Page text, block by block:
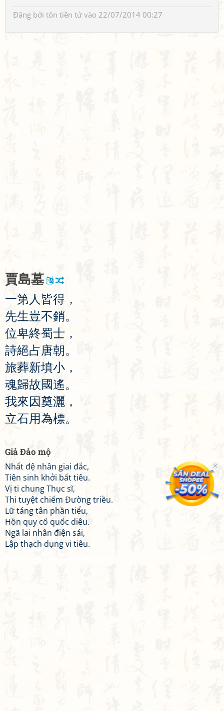
Đăng bởi tôn tiền tửvào 22/07/2014 00:27
賈島墓
一第 人 皆得 ，
先生豈不銷。
位卑終蜀士 ，
詩絕占唐朝。
旅葬新墳小 ，
魂歸故國遙。
我來因奠灑 ，
立石用為標。
Giả Đảo mộ
Nhất đệ nhân giai đắc,
Tiên sinh khởi bất tiêu.
Vị ti chung Thục sĩ,
Thi tuyệt chiếm Đường triều.
Lữ táng tân phần tiểu,
Hồn quy cố quốc diêu.
Ngã lai nhân điện sái,
Lập thạch dụng vi tiêu.